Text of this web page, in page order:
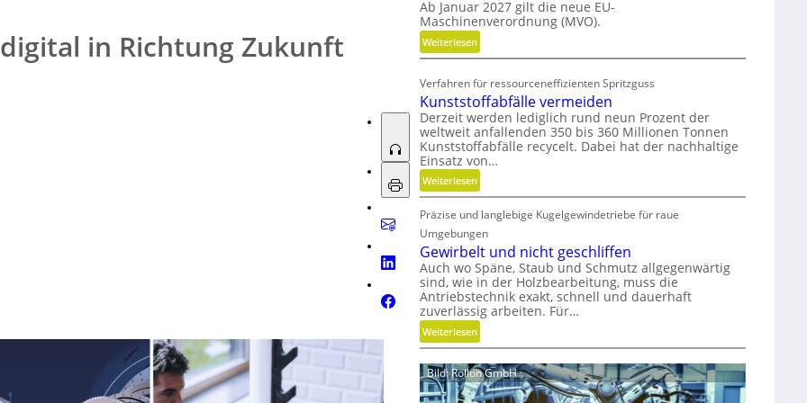
Vinzenzheim Aachen sowie den Tierschutzverein und das Tierheim
in Richtung Zukunft
o
n
o
m
s
c
h
e
r
B
e
d
e
n
k
n
a
u
f
m
i
t
Ab Januar 2027 gilt die neue EU-
Maschinenverordnung (MVO).
Weiterlesen:
K
t
e
n
l
o
s
e
M
V
O
-
C
h
e
c
k
Verfahren für ressourceneffizienten Spritzguss
Kunststoffabfälle vermeiden
Derzeit werden lediglich rund neun Prozent der
weltweit anfallenden 350 bis 360 Millionen Tonnen
Kunststoffabfälle recycelt. Dabei hat der nachhaltige
Einsatz von…
Weiterlesen:
K
u
n
s
t
s
t
o
f
f
a
b
Präzise und langlebige Kugelgewindetriebe für raue
Umgebungen
Gewirbelt und nicht geschliffen
Auch wo Späne, Staub und Schmutz allgegenwärtig
sind, wie in der Holzbearbeitung, muss die
Antriebstechnik exakt, schnell und dauerhaft
zuverlässig arbeiten. Für…
Weiterlesen:
G
e
w
i
Bild: Rollon GmbH